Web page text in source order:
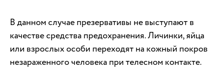
В данном случае презервативы не выступают в
качестве средства предохранения. Личинки, яйца
или взрослых особи переходят на кожный покров
незараженного человека при телесном контакте.